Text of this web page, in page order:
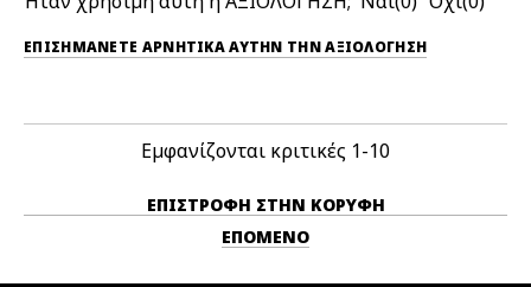
ΕΠΙΣΗΜΆΝΕΤΕ ΑΡΝΗΤΙΚΆ ΑΥΤΉΝ ΤΗΝ ΑΞΙΟΛΟΓΗΣΗ
Εμφανίζονται κριτικές 1-10
ΕΠΙΣΤΡΟΦΉ ΣΤΗΝ ΚΟΡΥΦΉ
ΕΠΌΜΕΝΟ